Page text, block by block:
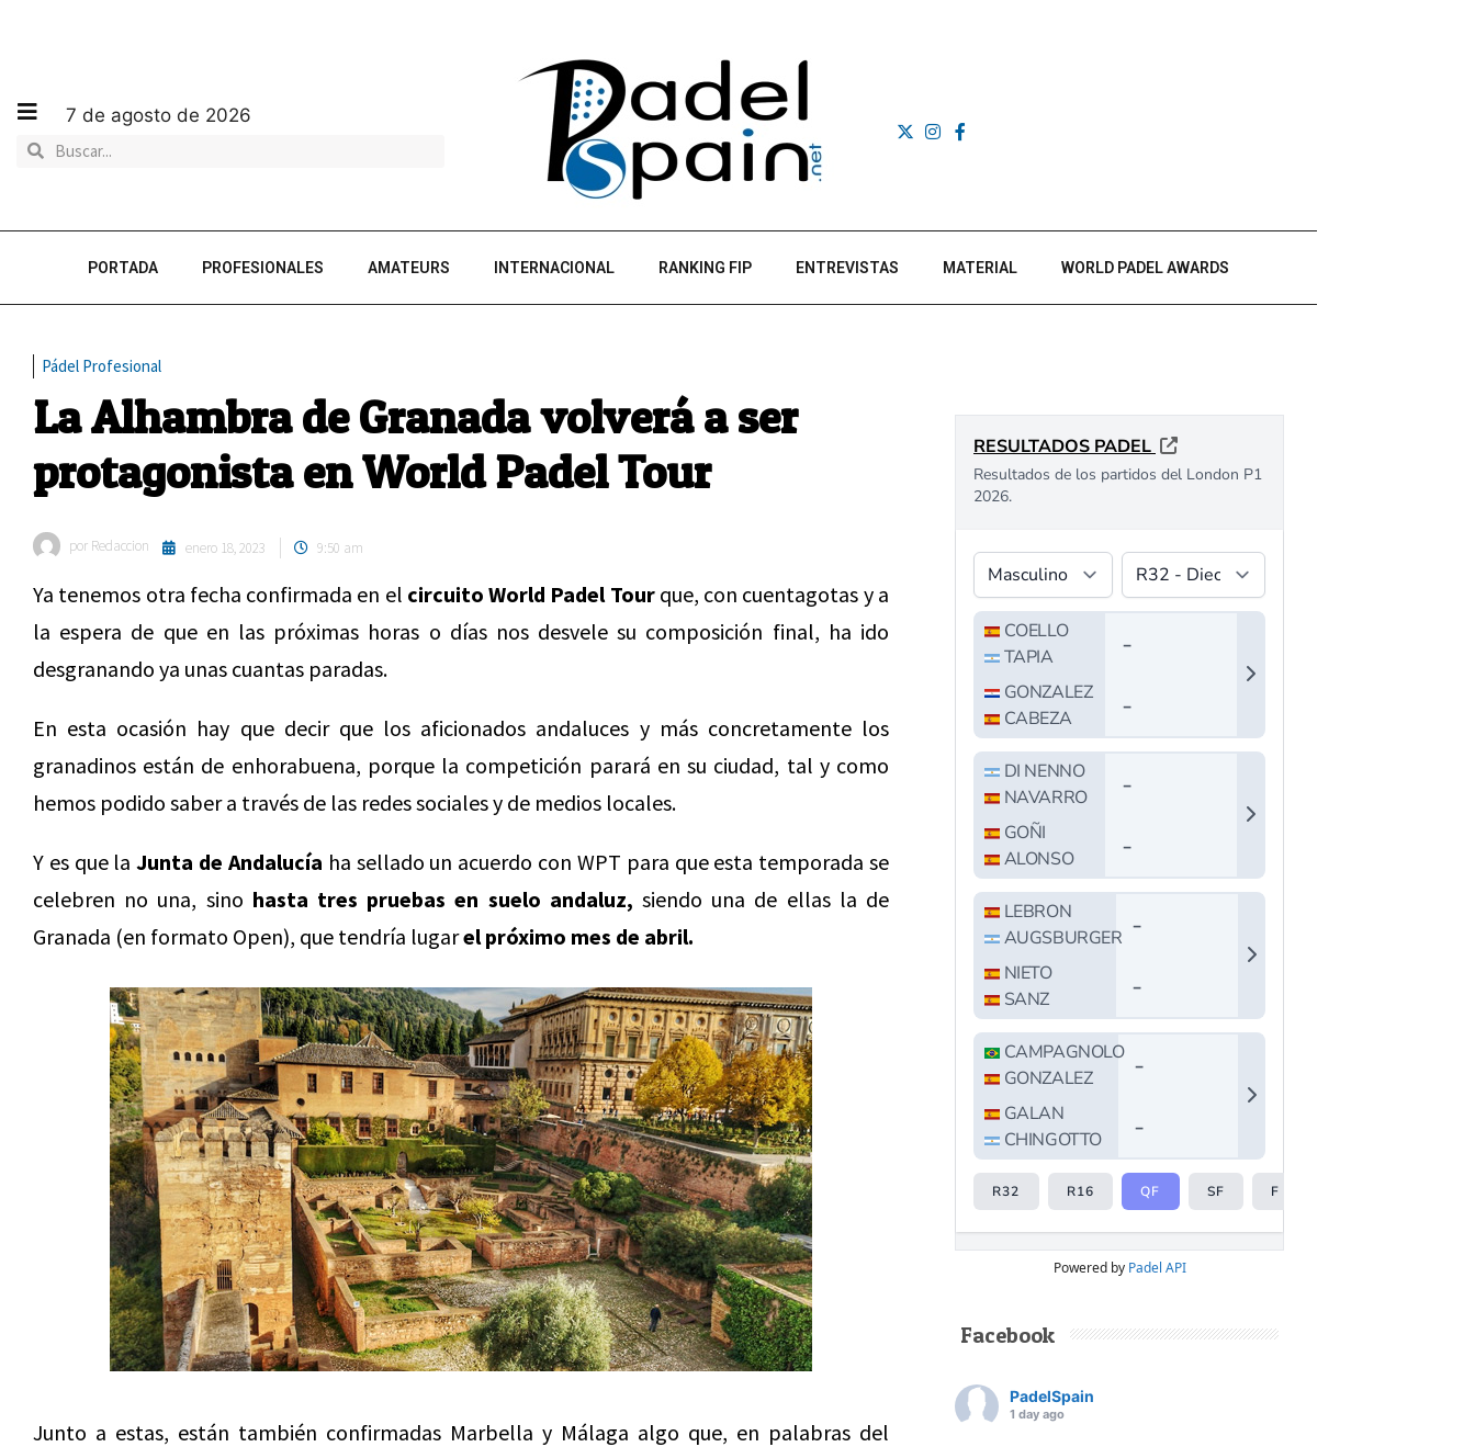
7 de agosto de 2026
PORTADA PROFESIONALES AMATEURS INTERNACIONAL RANKING FIP ENTREVISTAS MATERIAL WORLD PADEL AWARDS
Pádel Profesional
La Alhambra de Granada volverá a ser
protagonista en World Padel Tour
por Redaccion enero 18, 2023 9:50 am
Ya tenemos otra fecha confirmada en el circuito World Padel Tourque, con cuentagotas y a
la espera de que en las próximas horas o días nos desvele su composición final, ha ido
desgranando ya unas cuantas paradas.
En esta ocasión hay que decir que los aficionados andaluces y más concretamente los
granadinos están de enhorabuena, porque la competición parará en su ciudad, tal y como
hemos podido saber a través de las redes sociales y de medios locales.
Y es que laJunta de Andalucía ha sellado un acuerdo con WPT para que esta temporada se
celebren no una, sino hasta tres pruebas en suelo andaluz, siendo una de ellas la de
Granada (en formato Open), que tendría lugarel próximo mes de abril.
Junto a estas, están también confirmadas Marbella y Málaga algo que, en palabras del
Powered by Padel API
Facebook
PadelSpain
1 day ago